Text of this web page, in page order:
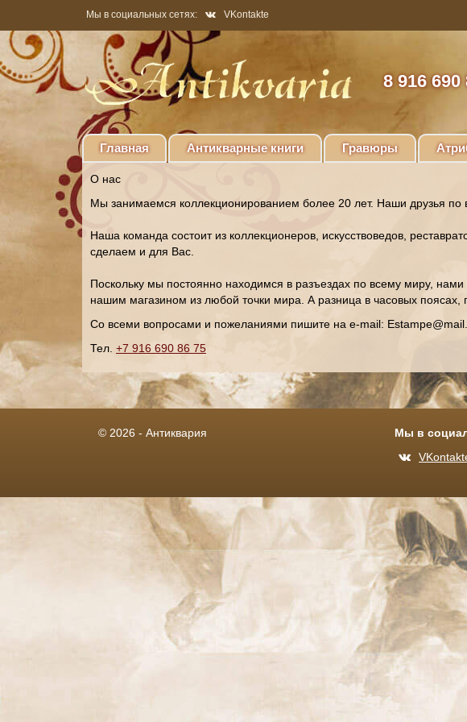
Мы в социальных сетях: VKontakte
8 916 690
Главная Антикварные книги Гравюры
О нас
Мы занимаемся коллекционированием более 20 лет. Наши друзья
Наша команда состоит из коллекционеров, искусствоведов,
сделаем и для Вас.
Поскольку мы постоянно находимся в разъездах по всему миру,
нашим магазином из любой точки мира. А разница в часовых поясах,
Со всеми вопросами и пожеланиями пишите на e-mail:
Тел. +7 916 690 86 75
© 2026 - Антиквария
Мы в